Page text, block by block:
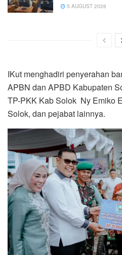
5 AUGUST 2026
IKut menghadiri penyerahan
APBN dan APBD Kabupaten
TP-PKK Kab Solok Ny Emiko
Solok, dan pejabat lainnya.